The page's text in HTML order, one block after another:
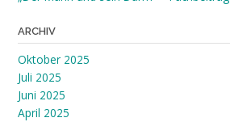
ARCHIV
Oktober 2025
Juli 2025
Juni 2025
April 2025